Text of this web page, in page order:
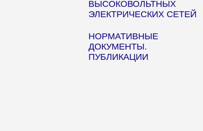
ВЫСОКОВОЛЬТНЫХ
ЭЛЕКТРИЧЕСКИХ СЕТЕЙ
НОРМАТИВНЫЕ
ДОКУМЕНТЫ.
ПУБЛИКАЦИИ